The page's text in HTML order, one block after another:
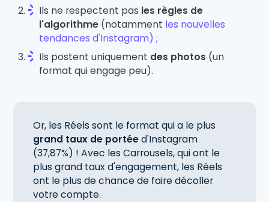
Ils ne respectent pas les règles de
l'algorithme (notamment les nouvelles
tendances d'Instagram) ;
Ils postent uniquement des photos (un
format qui engage peu).
Or, les Réels sont le format qui a le plus
grand taux de portéed'Instagram
(37,87%) ! Avec les Carrousels, qui ont le
plus grand taux d'engagement, les Réels
ont le plus de chance de faire décoller
votre compte.